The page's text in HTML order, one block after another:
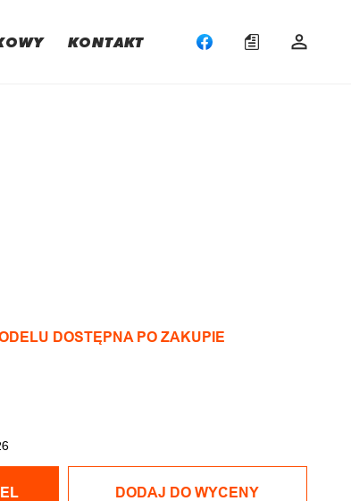
KONTAKT
DOSTĘPNA PO ZAKUPIE
DODAJ DO WYCENY